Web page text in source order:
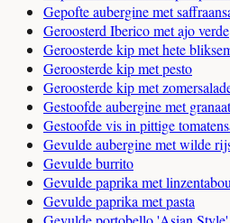
Gepofte aubergine met
Geroosterd Iberico met ajo verde
Geroosterde kip met hete
Geroosterde kip met pesto
Geroosterde kip met
Gestoofde aubergine met
Gestoofde vis in pittige
Gevulde aubergine met wilde
Gevulde burrito
Gevulde paprika met
Gevulde paprika met pasta